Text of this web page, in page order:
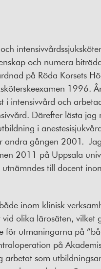
och numera
på Röda Korsets
1996.
i intensivvård och
Därefter lästa jag
i
andra gången 2001.
2011 på Uppsala
till docent
inom klinisk
vid olika lärosäten, vilket
för utmaningarna på
på
arbetat som